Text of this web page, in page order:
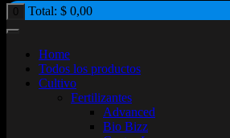
0 Total: $ 0,00
Home
Todos los productos
Cultivo
Fertilizantes
Advanced
Bio Bizz